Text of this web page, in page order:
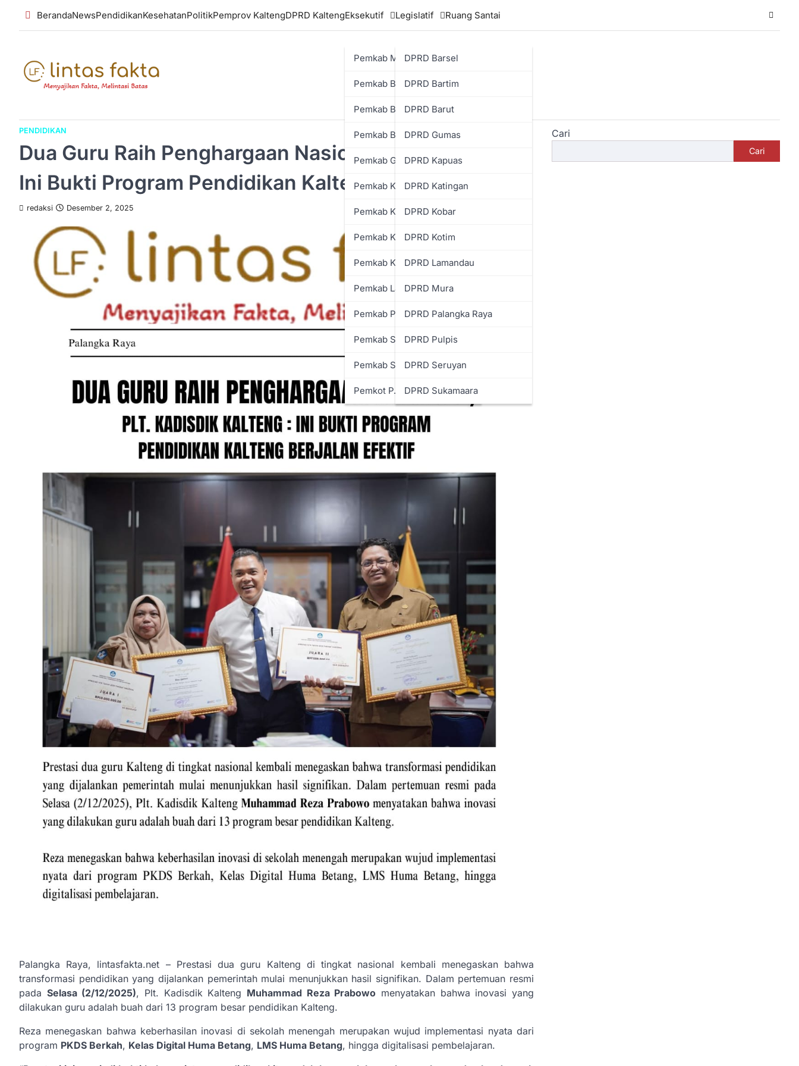
BerandaNewsPendidikanKesehatanPolitikPemprov KaltengDPRD KaltengEksekutif
Pemkab Murung Raya
Pemkab Barsel
Pemkab Bartim
Pemkab Barut
Pemkab Gumas
Pemkab Kapuas
Pemkab Katingan
Pemkab Kobar
Pemkab Kotim
Pemkab Lamandau
Pemkab Pulpis
Pemkab Seruyan
Pemkab Sukamara
Pemkot P. Raya
Legislatif
DPRD Barsel
DPRD Bartim
DPRD Barut
DPRD Gumas
DPRD Kapuas
DPRD Katingan
DPRD Kobar
DPRD Kotim
DPRD Lamandau
DPRD Mura
DPRD Palangka Raya
DPRD Pulpis
DPRD Seruyan
DPRD Sukamaara
Ruang Santai
PENDIDIKAN
Dua Guru Raih Penghargaan Nasional, Plt. Kadisdik:
Ini Bukti Program Pendidikan Kalteng Berjalan Efektif
redaksi Desember 2, 2025
Palangka Raya, lintasfakta.net – Prestasi dua guru Kalteng di tingkat nasional kembali menegaskan bahwa
transformasi pendidikan yang dijalankan pemerintah mulai menunjukkan hasil signifikan. Dalam pertemuan resmi
pada Selasa (2/12/2025), Plt. Kadisdik Kalteng Muhammad Reza Prabowo menyatakan bahwa inovasi yang
dilakukan guru adalah buah dari 13 program besar pendidikan Kalteng.
Reza menegaskan bahwa keberhasilan inovasi di sekolah menengah merupakan wujud implementasi nyata dari
program PKDS Berkah, Kelas Digital Huma Betang, LMS Huma Betang, hingga digitalisasi pembelajaran.
Cari
Cari